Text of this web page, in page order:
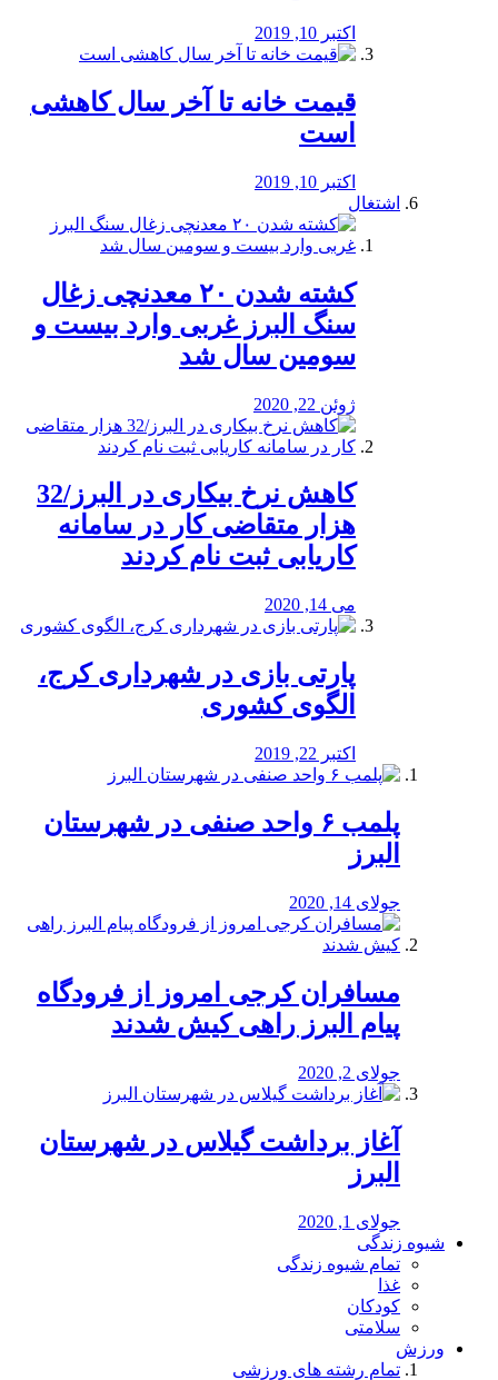
اکتبر 10, 2019
قیمت خانه تا آخر سال کاهشی
است
اکتبر 10, 2019
اشتغال
کشته شدن ۲۰ معدنچی زغال
سنگ البرز غربی وارد بیست و
سومین سال شد
ژوئن 22, 2020
کاهش نرخ بیکاری در البرز/32
هزار متقاضی کار در سامانه
کاریابی ثبت نام کردند
می 14, 2020
پارتی بازی در شهرداری کرج،
الگوی کشوری
اکتبر 22, 2019
پلمب ۶ واحد صنفی در شهرستان
البرز
جولای 14, 2020
مسافران کرجی امروز از فرودگاه
پیام البرز راهی کیش شدند
جولای 2, 2020
آغاز برداشت گیلاس در شهرستان
البرز
جولای 1, 2020
شیوه زندگی
تمام شیوه زندگی
غذا
کودکان
سلامتی
ورزش
تمام رشته های ورزشی